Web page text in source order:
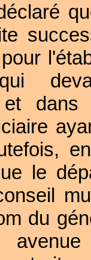
et
le
du